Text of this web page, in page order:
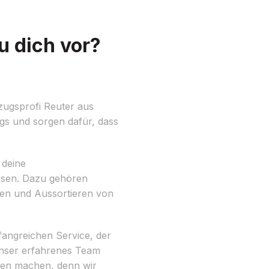
dich vor?
Reuter aus
und sorgen dafür, dass
Dazu gehören
und Aussortieren von
Service, der
erfahrenes Team
machen, denn wir